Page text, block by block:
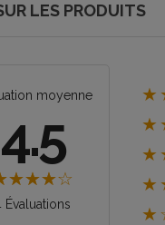
LES PRODUITS
moyenne
4.5
Évaluations